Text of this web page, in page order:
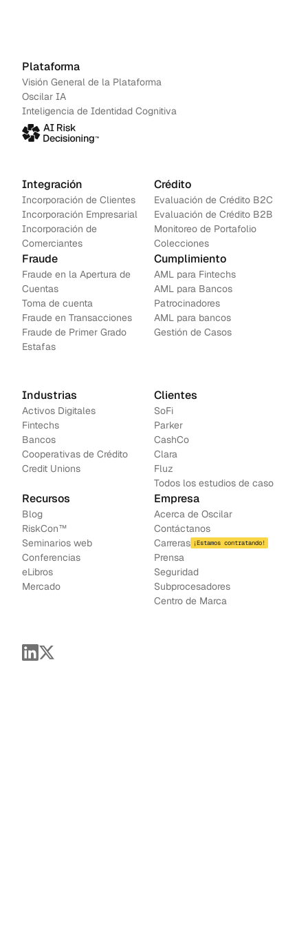
autoriz
ados,
robos
de
cuentas
y
devoluc
ión en
tiempo
real.
Plataforma
Visión General de la Plataforma
Oscilar IA
Inteligencia de Identidad Cognitiva
Integración
Incorporación de Clientes
Incorporación Empresarial
Incorporación de
Comerciantes
Crédito
Evaluación de Crédito B2C
Evaluación de Crédito B2B
Monitoreo de Portafolio
Colecciones
Fraude
Fraude en la Apertura de
Cuentas
Toma de cuenta
Fraude en Transacciones
Fraude de Primer Grado
Estafas
Cumplimiento
AML para Fintechs
AML para Bancos
Patrocinadores
AML para bancos
Gestión de Casos
Industrias
Activos Digitales
Fintechs
Bancos
Cooperativas de Crédito
Credit Unions
Clientes
SoFi
Parker
CashCo
Clara
Fluz
Todos los estudios de caso
Recursos
Blog
RiskCon™
Seminarios web
Conferencias
eLibros
Mercado
Empresa
Acerca de Oscilar
Contáctanos
Carreras ¡Estamos contratando!
Prensa
Seguridad
Subprocesadores
Centro de Marca